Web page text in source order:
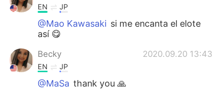
EN JP
@Mao Kawasaki si me encanta el elote
así 😋
Becky 2020.09.20 13:43
EN JP
@MaSa thank you 🙏